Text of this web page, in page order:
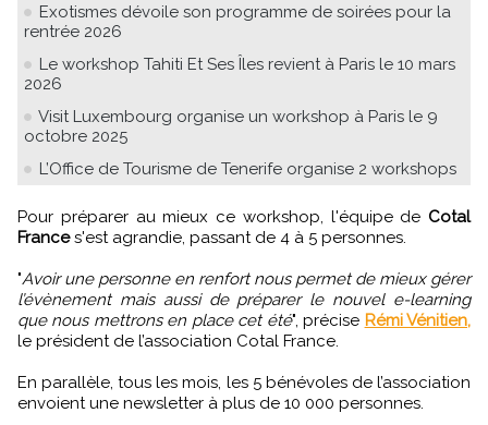
Exotismes dévoile son programme de soirées pour la
rentrée 2026
Le workshop Tahiti Et Ses Îles revient à Paris le 10 mars
2026
Visit Luxembourg organise un workshop à Paris le 9
octobre 2025
L’Office de Tourisme de Tenerife organise 2 workshops
Pour préparer au mieux ce workshop, l'équipe de Cotal
Frances'est agrandie, passant de 4 à 5 personnes.
"Avoir une personne en renfort nous permet de mieux gérer
l’évènement mais aussi de préparer le nouvel e-learning
que nous mettrons en place cet été", précise Rémi Vénitien,
le président de l’association Cotal France.
En parallèle, tous les mois, les 5 bénévoles de l’association
envoient une newsletter à plus de 10 000 personnes.